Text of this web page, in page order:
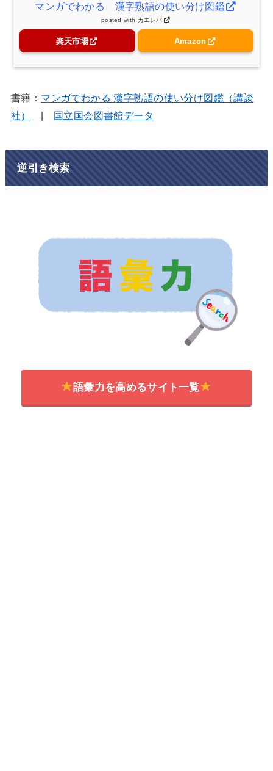
マンガでわかる 漢字熟語の使い分け図鑑
posted with カエレバ
楽天市場 Amazon
書籍： マンガでわかる 漢字熟語の使い分け図鑑（講談
社）
| 国立国会図書館データ
逆引き検索
語彙力を高めるサイト一覧